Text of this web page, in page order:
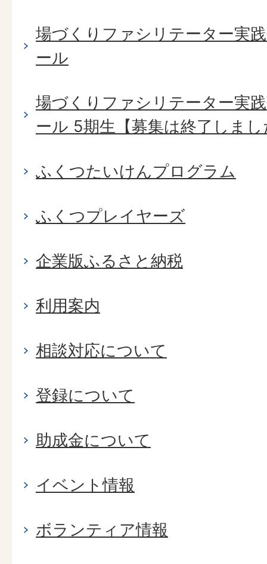
場づくりファシリテーター実
ール
場づくりファシリテーター実
ール 5期生【募集は終了しま
ふくつたいけんプログラム
ふくつプレイヤーズ
企業版ふるさと納税
利用案内
相談対応について
登録について
助成金について
イベント情報
ボランティア情報